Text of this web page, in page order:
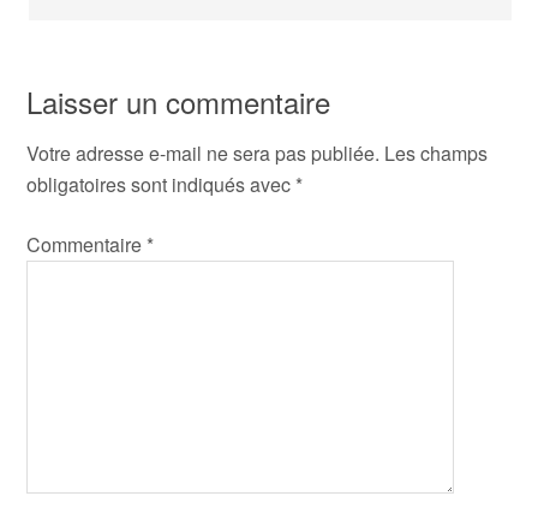
Laisser un commentaire
Votre adresse e-mail ne sera pas publiée. Les champs
obligatoires sont indiqués avec *
Commentaire *